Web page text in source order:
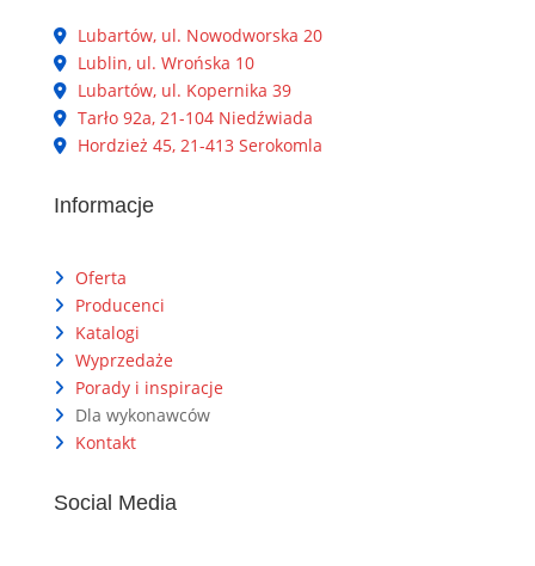
Lubartów, ul. Nowodworska 20
Lublin, ul. Wrońska 10
Lubartów, ul. Kopernika 39
Tarło 92a, 21-104 Niedźwiada
Hordzież 45, 21-413 Serokomla
Informacje
Oferta
Producenci
Katalogi
Wyprzedaże
Porady i inspiracje
Dla wykonawców
Kontakt
Social Media